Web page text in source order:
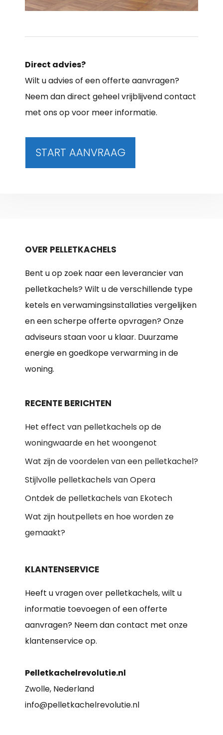
Direct advies?
Wilt u advies of een offerte aanvragen?
Neem dan direct geheel vrijblijvend contact
met ons op voor meer informatie.
START AANVRAAG
OVER PELLETKACHELS
Bent u op zoek naar een leverancier van
pelletkachels? Wilt u de verschillende type
ketels en verwamingsinstallaties vergelijken
en een scherpe offerte opvragen? Onze
adviseurs staan voor u klaar. Duurzame
energie en goedkope verwarming in de
woning.
RECENTE BERICHTEN
Het effect van pelletkachels op de
woningwaarde en het woongenot
Wat zijn de voordelen van een pelletkachel?
Stijlvolle pelletkachels van Opera
Ontdek de pelletkachels van Ekotech
Wat zijn houtpellets en hoe worden ze
gemaakt?
KLANTENSERVICE
Heeft u vragen over pelletkachels, wilt u
informatie toevoegen of een offerte
aanvragen? Neem dan contact met onze
klantenservice op.
Pelletkachelrevolutie.nl
Zwolle, Nederland
info@pelletkachelrevolutie.nl